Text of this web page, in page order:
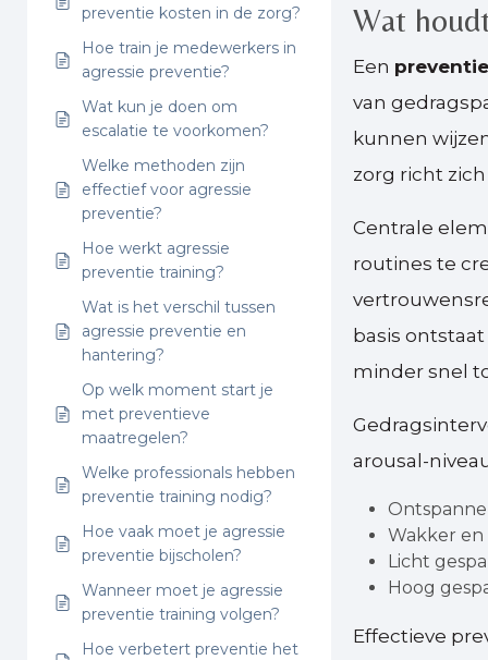
preventie kosten in de zorg?
Hoe train je medewerkers in
agressie preventie?
Wat kun je doen om
escalatie te voorkomen?
Welke methoden zijn
effectief voor agressie
preventie?
Hoe werkt agressie
preventie training?
Wat is het verschil tussen
agressie preventie en
hantering?
Op welk moment start je
met preventieve
maatregelen?
Welke professionals hebben
preventie training nodig?
Hoe vaak moet je agressie
preventie bijscholen?
Wanneer moet je agressie
preventie training volgen?
Hoe verbetert preventie het
Wat
Een
van
kunnen
zorg richt
Centrale
routines te
basis
minder snel
arousal-
Wakker
Licht
Hoog
Effectieve